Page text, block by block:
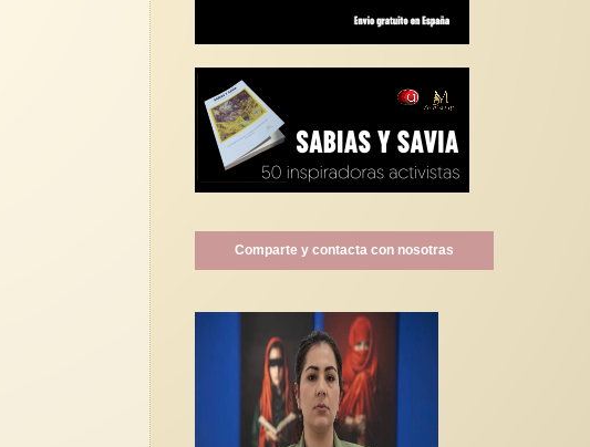
Comparte y contacta con nosotras